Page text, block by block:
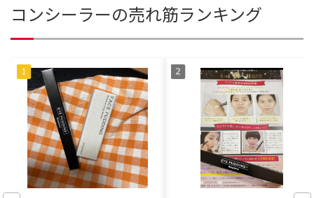
コンシーラーの売れ筋ランキング